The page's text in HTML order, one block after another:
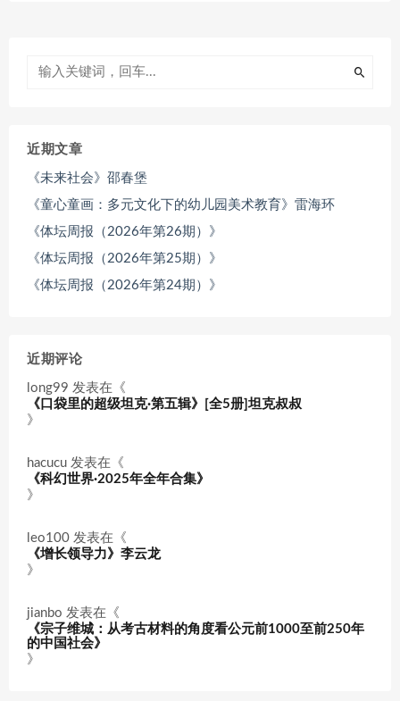
近期文章
《未来社会》邵春堡
《童心童画：多元文化下的幼儿园美术教育》雷海环
《体坛周报（2026年第26期）》
《体坛周报（2026年第25期）》
《体坛周报（2026年第24期）》
近期评论
long99 发表在《
《口袋里的超级坦克·第五辑》[全5册]坦克叔叔
》
hacucu 发表在《
《科幻世界·2025年全年合集》
》
leo100 发表在《
《增长领导力》李云龙
》
jianbo 发表在《
《宗子维城：从考古材料的角度看公元前1000至前250年
的中国社会》
》